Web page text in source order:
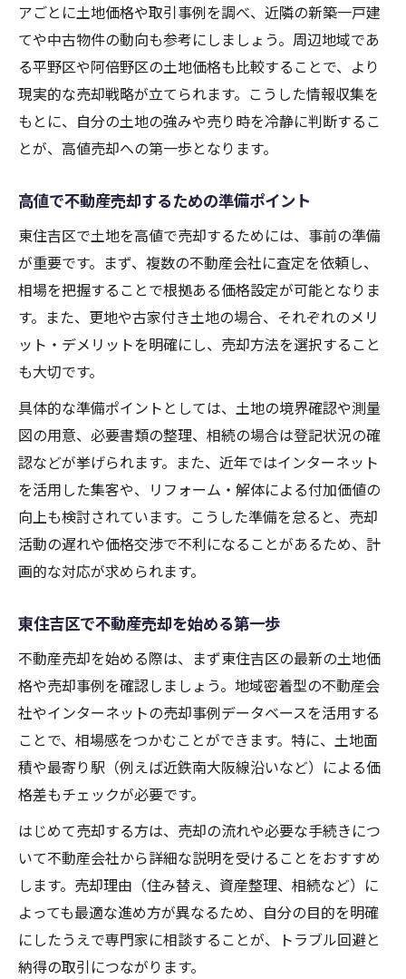
地域特性から見る不動産売却のポイント
不動産売却で役立つ市場動向の把握法
成約事例を活かした不動産売却戦略
不動産売却時に注目すべき物件タイプの傾
向
不動産売却で高値を狙う土地活用アイデア
売却前の土地整備が不動産売却に与える効
果
不動産売却で差がつく土地の魅力アップ術
土地の用途変更で広がる不動産売却の可能
性
高値売却を実現するための物件アピール法
売却前に押さえたい手続きと税金知識
不動産売却前に必要な手続きの流れ解説
売却時に注意したい税金や費用のポイント
不動産売却で役立つ節税対策と具体例
手続きで失敗しないための不動産売却準備
不動産売却後にかかる費用の見積もり方法
不動産売却の流れを具体的なデータで解説
東住吉区での不動産売却手順と注意点
納得感を高めるための売却プロセス紹介
不動産売却でよくある疑問を徹底解消
最新の成約事例から学ぶ売却の進め方
アごとに土地価格や取引事例を調べ、近隣の新築一戸建
てや中古物件の動向も参考にしましょう。周辺地域であ
る平野区や阿倍野区の土地価格も比較することで、より
現実的な売却戦略が立てられます。こうした情報収集を
もとに、自分の土地の強みや売り時を冷静に判断するこ
とが、高値売却への第一歩となります。
高値で不動産売却するための準備ポイント
東住吉区で土地を高値で売却するためには、事前の準備
が重要です。まず、複数の不動産会社に査定を依頼し、
相場を把握することで根拠ある価格設定が可能となりま
す。また、更地や古家付き土地の場合、それぞれのメリ
ット・デメリットを明確にし、売却方法を選択すること
も大切です。
具体的な準備ポイントとしては、土地の境界確認や測量
図の用意、必要書類の整理、相続の場合は登記状況の確
認などが挙げられます。また、近年ではインターネット
を活用した集客や、リフォーム・解体による付加価値の
向上も検討されています。こうした準備を怠ると、売却
活動の遅れや価格交渉で不利になることがあるため、計
画的な対応が求められます。
東住吉区で不動産売却を始める第一歩
不動産売却を始める際は、まず東住吉区の最新の土地価
格や売却事例を確認しましょう。地域密着型の不動産会
社やインターネットの売却事例データベースを活用する
ことで、相場感をつかむことができます。特に、土地面
積や最寄り駅（例えば近鉄南大阪線沿いなど）による価
格差もチェックが必要です。
はじめて売却する方は、売却の流れや必要な手続きにつ
いて不動産会社から詳細な説明を受けることをおすすめ
します。売却理由（住み替え、資産整理、相続など）に
よっても最適な進め方が異なるため、自分の目的を明確
にしたうえで専門家に相談することが、トラブル回避と
納得の取引につながります。